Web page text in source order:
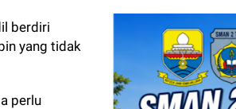
berdiri
yang tidak
perlu